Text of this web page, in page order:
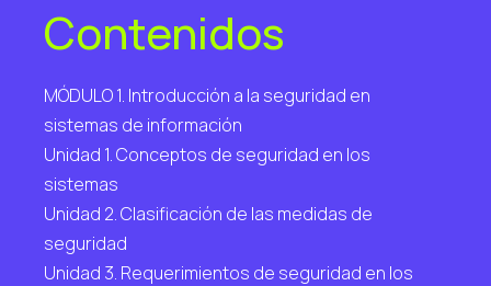
Contenidos
MÓDULO 1. Introducción a la seguridad en
sistemas de información
Unidad 1. Conceptos de seguridad en los
sistemas
Unidad 2. Clasificación de las medidas de
seguridad
Unidad 3. Requerimientos de seguridad en los